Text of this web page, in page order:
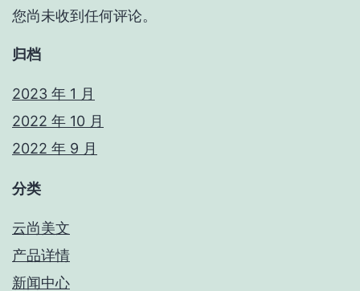
您尚未收到任何评论。
归档
2023 年 1 月
2022 年 10 月
2022 年 9 月
分类
云尚美文
产品详情
新闻中心